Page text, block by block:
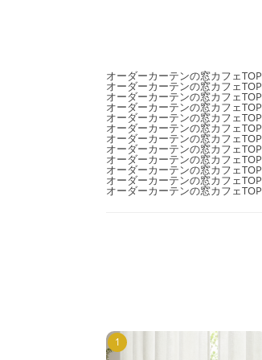
オーダーカーテンの窓カフェTOP
オーダーカーテンの窓カフェTOP
オーダーカーテンの窓カフェTOP
オーダーカーテンの窓カフェTOP
オーダーカーテンの窓カフェTOP
オーダーカーテンの窓カフェTOP
オーダーカーテンの窓カフェTOP
オーダーカーテンの窓カフェTOP
オーダーカーテンの窓カフェTOP
オーダーカーテンの窓カフェTOP
オーダーカーテンの窓カフェTOP
オーダーカーテンの窓カフェTOP
1